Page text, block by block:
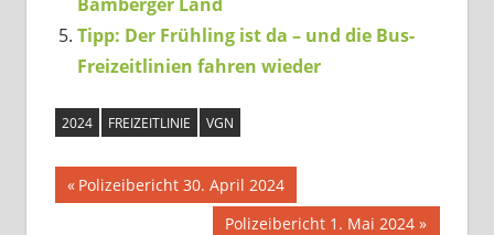
Tipp: Der Frühling ist da – und die Bus-
Freizeitlinien fahren wieder
2024 FREIZEITLINIE VGN
Beitragsnavigation
Vorheriger
Beitrag:
Polizeibericht 30. April 2024
Nächster
Polizeibericht 1. Mai 2024